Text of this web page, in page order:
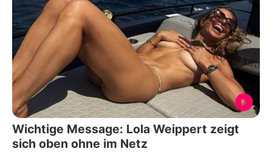
Wichtige Message: Lola Weippert zeigt
sich oben ohne im Netz